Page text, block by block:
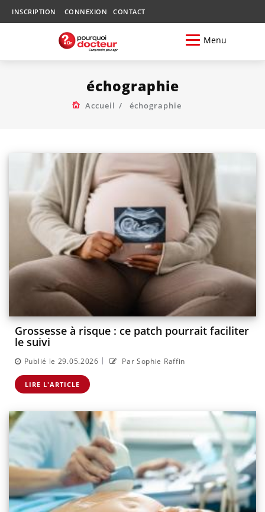
INSCRIPTION CONNEXION CONTACT
Menu
échographie
Accueil échographie
Grossesse à risque : ce patch pourrait faciliter
le suivi
Publié le 29.05.2026 | Par Sophie Raffin
LIRE L'ARTICLE